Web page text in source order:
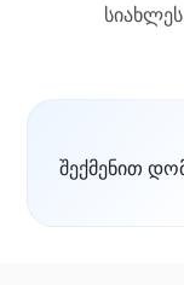
შექმენით